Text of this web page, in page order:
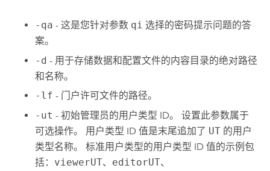
-qa - 这是您针对参数 qi 选择的密码提示问题的答
案。
-d - 用于存储数据和配置文件的内容目录的绝对路径
和名称。
-lf - 门户许可文件的路径。
-ut - 初始管理员的用户类型 ID。 设置此参数属于
可选操作。 用户类型 ID 值是末尾追加了 UT 的用户
类型名称。 标准用户类型的用户类型 ID 值的示例包
括： viewerUT、 editorUT、